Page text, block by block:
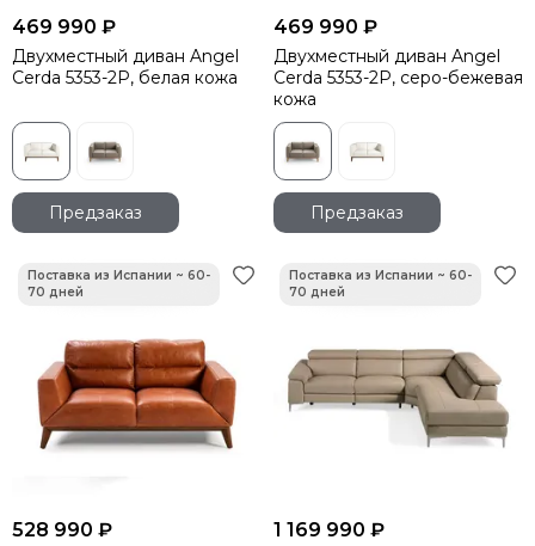
469 990 ₽
Двухместный диван Angel
Cerda 5353-2P, белая кожа
Предзаказ
469 990 ₽
Двухместный диван Angel
Cerda 5353-2P, серо-бежевая
кожа
Предзаказ
528 990 ₽ 1 169 990 ₽